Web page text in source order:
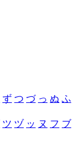
ず つ づ っ ぬ ふ
ツ ヅ ッ ヌ フ ブ